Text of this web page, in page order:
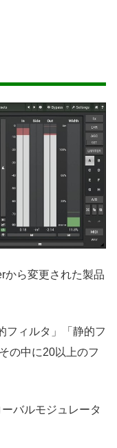
から変更された製品
フィルタ」「静的フ
の中に20以上のフ
バルモジュレータ